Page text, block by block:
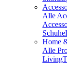
Alle
Schuhe
Home
Alle
Living